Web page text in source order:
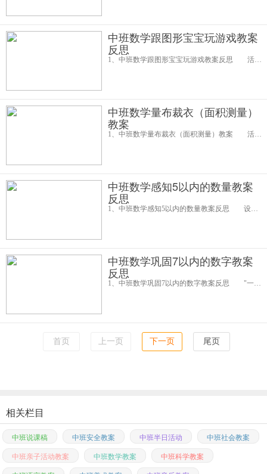
中班数学跟图形宝宝玩游戏教案
反思
中班数学量布裁衣（面积测量）
教案
中班数学感知5以内的数量教案
反思
中班数学巩固7以内的数字教案
反思
首页 上一页 下一页 尾页
相关栏目
中班说课稿 中班安全教案 中班半日活动
中班社会教案
中班亲子活动教案
中班数学教案
中班科学教案